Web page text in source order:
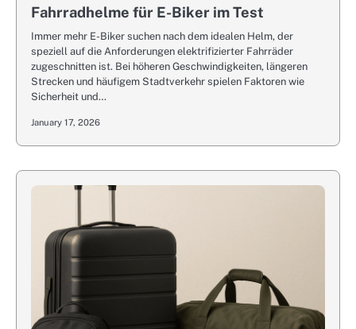
Fahrradhelme für E-Biker im Test
Immer mehr E-Biker suchen nach dem idealen Helm, der
speziell auf die Anforderungen elektrifizierter Fahrräder
zugeschnitten ist. Bei höheren Geschwindigkeiten, längeren
Strecken und häufigem Stadtverkehr spielen Faktoren wie
Sicherheit und…
January 17, 2026